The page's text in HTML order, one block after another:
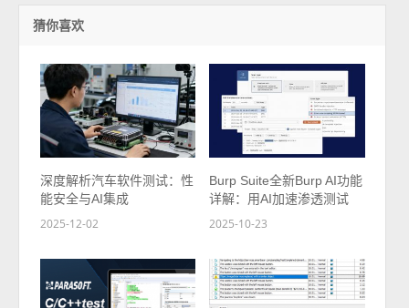
猜你喜欢
深度解析汽车软件测试：性
能安全与AI集成
2025-12-02
Burp Suite全新Burp AI功能
详解：用AI加速渗透测试
2025-10-23